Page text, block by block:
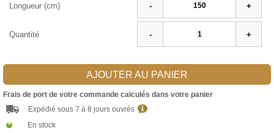
Longueur (cm) - +
Quantité - +
AJOUTER AU PANIER
Frais de port de votre commande calculés dans votre panier
Expédié sous 7 à 8 jours ouvrés
En stock